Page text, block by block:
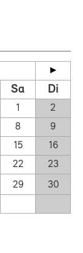
Sa Di
1
2
8
9
15
16
22
23
29
30